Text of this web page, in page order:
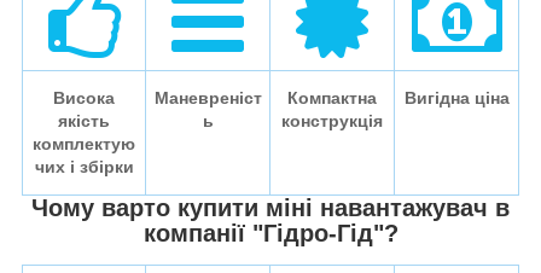
Висока
якість
комплектую
чих і збірки
Маневреніст
ь
Компактна
конструкція
Вигідна ціна
Чому варто купити міні навантажувач в
компанії "Гідро-Гід"?